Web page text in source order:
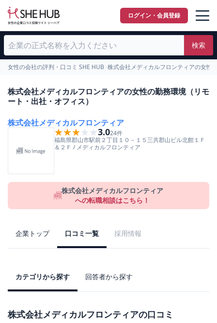
ログイン・会員登録
検索
女性の会社の評判・口コミ SHE HUB 株式会社メディカルフロンティアの女性
株式会社メディカルフロンティアの女性の勤務環境（リモ
ート・出社・オフィス）
株式会社メディカルフロンティア
★★★★★
★★★★★3.024件
福島県郡山市駅前２丁目１０－１５三共郡山ビル北館１Ｆ
＆２Ｆ / メディカルフロンティア
株式会社メディカルフロンティア
への転職相談はこちら！
企業トップ 口コミ一覧 採用情報
カテゴリから探す 回答者から探す
株式会社メディカルフロンティアの口コミ